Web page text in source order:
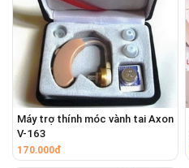
Máy trợ thính móc vành tai Axon
V-163
170.000đ